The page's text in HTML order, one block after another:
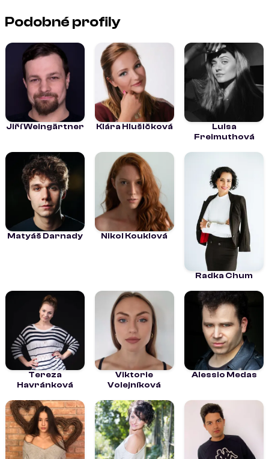
Podobné profily
Jiří Weingärtner Klára Hlušičková
Luisa
Freimuthová
Matyáš Darnady Nikol Kouklová
Radka Chum
Tereza
Havránková
Viktorie
Volejníková
Alessio Medas